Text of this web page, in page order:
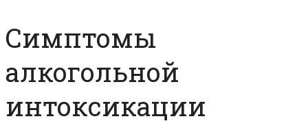
Симптомы
алкогольной
интоксикации